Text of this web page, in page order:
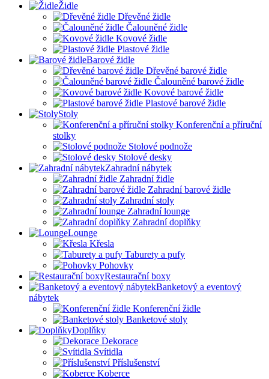
Židle
Dřevěné židle
Čalouněné židle
Kovové židle
Plastové židle
Barové židle
Dřevěné barové židle
Čalouněné barové židle
Kovové barové židle
Plastové barové židle
Stoly
Konferenční a příruční
stolky
Stolové podnože
Stolové desky
Zahradní nábytek
Zahradní židle
Zahradní barové židle
Zahradní stoly
Zahradní lounge
Zahradní doplňky
Lounge
Křesla
Taburety a pufy
Pohovky
Restaurační boxy
Banketový a eventový
nábytek
Konferenční židle
Banketové stoly
Doplňky
Dekorace
Svítidla
Příslušenství
Koberce